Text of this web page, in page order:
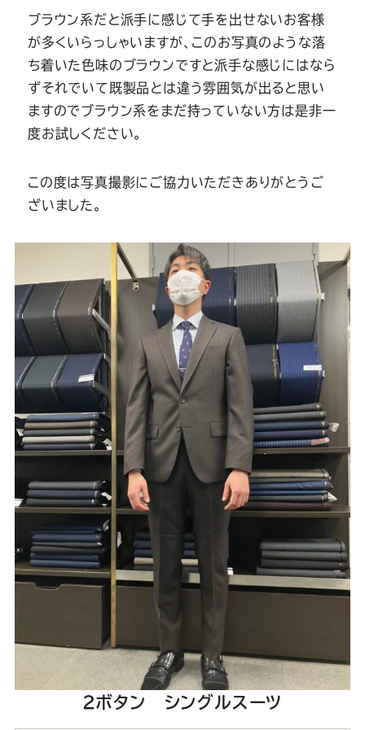
公
式
Youtube
公
式
Facebook
公
式
公
式
公
式
ブラウン系だと派手に感じて手を出せないお客様
が多くいらっしゃいますが、このお写真のような落
ち着いた色味のブラウンですと派手な感じにはなら
ずそれでいて既製品とは違う雰囲気が出ると思い
ますのでブラウン系をまだ持っていない方は是非一
度お試しください。
この度は写真撮影にご協力いただきありがとうご
ざいました。
2ボタン シングルスーツ